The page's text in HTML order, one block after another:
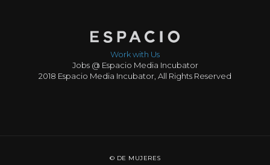
Work with Us
Jobs @ Espacio Media Incubator
2018 Espacio Media Incubator, All Rights Reserved
© DE MUJERES